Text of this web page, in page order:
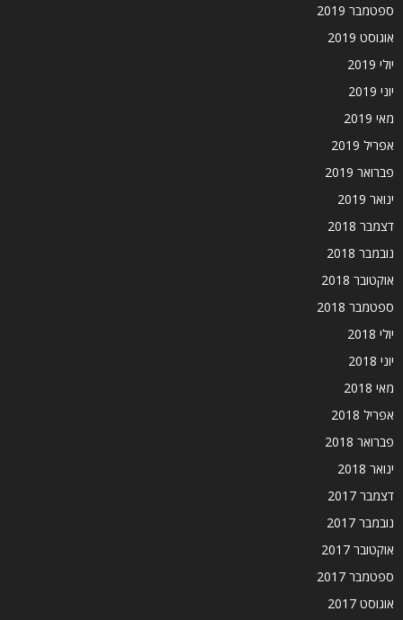
ספטמבר 2019
אוגוסט 2019
יולי 2019
יוני 2019
מאי 2019
אפריל 2019
פברואר 2019
ינואר 2019
דצמבר 2018
נובמבר 2018
אוקטובר 2018
ספטמבר 2018
יולי 2018
יוני 2018
מאי 2018
אפריל 2018
פברואר 2018
ינואר 2018
דצמבר 2017
נובמבר 2017
אוקטובר 2017
ספטמבר 2017
אוגוסט 2017